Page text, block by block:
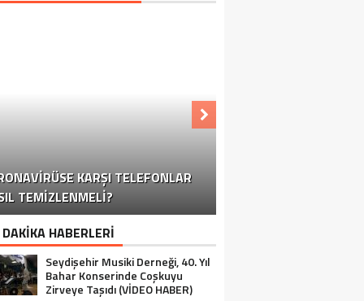
KARŞI TELEFONLAR
TEMIZLENMELI?
KARŞI TELEFONLAR
NASIL TEMIZLENMELI?
KARŞI TELEFONLAR
NASIL TEMIZLENMELI?
KARŞI TELEFONLAR
NASIL TEMIZLENMELI?
KAR YAĞIŞI TRAFIĞI OLUMSUZ
YALIHÜYÜK’TE OZANLI GECE
HABERLERİ
Seydişehir Musiki Derneği, 40. Yıl
Bahar Konserinde Coşkuyu
Zirveye Taşıdı (VİDEO HABER)